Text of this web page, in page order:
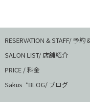
RESERVATION & STAFF/ 予約
SALON LIST/ 店舗紹介
PRICE / 料金
Sakus *BLOG/ ブログ